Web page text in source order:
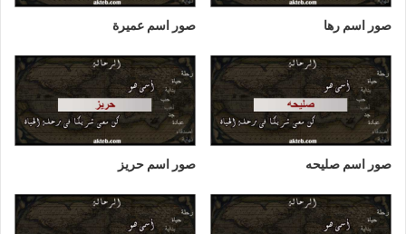
صور اسم رها صور اسم عميرة
صور اسم صليحه صور اسم حريز